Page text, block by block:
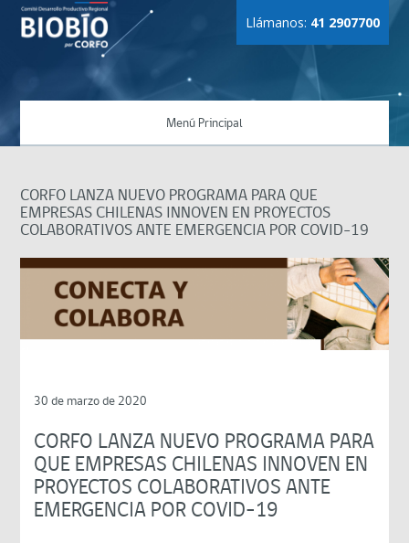
Llámanos: 41 2907700
Menú Principal
CORFO LANZA NUEVO PROGRAMA PARA QUE
EMPRESAS CHILENAS INNOVEN EN PROYECTOS
COLABORATIVOS ANTE EMERGENCIA POR COVID-19
30 de marzo de 2020
CORFO LANZA NUEVO PROGRAMA PARA
QUE EMPRESAS CHILENAS INNOVEN EN
PROYECTOS COLABORATIVOS ANTE
EMERGENCIA POR COVID-19